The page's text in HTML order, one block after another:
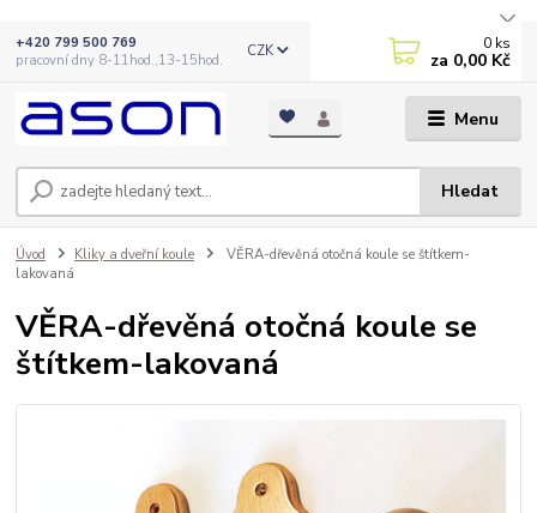
Menu
CZK
Hledat
+420 799 500 769
pracovní dny 8-11hod.,13-15hod.
0 ks
za 0,00 Kč
Úvod Kliky a dveřní koule
VĚRA-dřevěná otočná koule se štítkem-
lakovaná
VĚRA-dřevěná otočná koule se
štítkem-lakovaná